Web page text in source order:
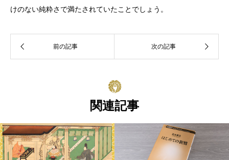
けのない純粋さで満たされていたことでしょう。
関連記事